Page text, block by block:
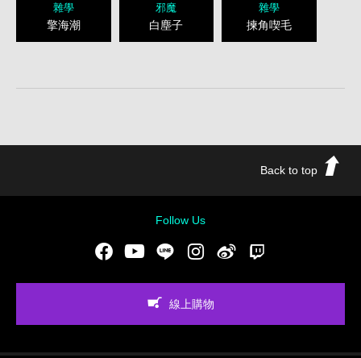
雜學
擎海潮
邪魔
白塵子
雜學
揀角喫毛
Back to top
Follow Us
FacebookYoutubeLINE Instgram新浪微博
線上購物